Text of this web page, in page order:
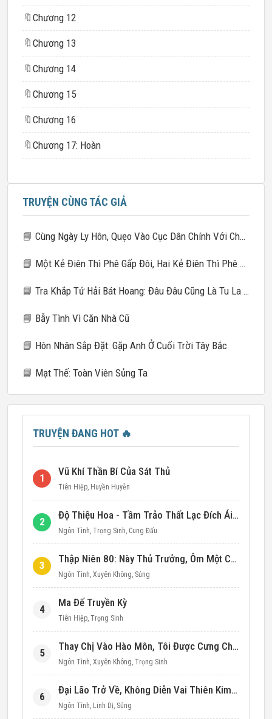
🔖 Chương 12
🔖 Chương 13
🔖 Chương 14
🔖 Chương 15
🔖 Chương 16
🔖 Chương 17: Hoàn
TRUYỆN CÙNG TÁC GIẢ
📘 Cùng Ngày Ly Hôn, Quẹo Vào Cục Dân Chính Với Chú Nhỏ Của Chồng Cũ
📘 Một Kẻ Điên Thì Phê Gấp Đôi, Hai Kẻ Điên Thì Phê Gấp Mười
📘 Tra Khắp Tứ Hải Bát Hoang: Đâu Đâu Cũng Là Tu La Tràng
📘 Bẫy Tình Vì Căn Nhà Cũ
📘 Hôn Nhân Sắp Đặt: Gặp Anh Ở Cuối Trời Tây Bắc
📘 Mạt Thế: Toàn Viên Sủng Ta
TRUYỆN ĐANG HOT 🔥
1
Vũ Khí Thần Bí Của Sát Thủ
Tiên Hiệp, Huyền Huyễn
2
Độ Thiệu Hoa - Tầm Trảo Thất Lạc Đích Ái Tình
Ngôn Tình, Trọng Sinh, Cung Đấu
3
Thập Niên 80: Này Thủ Trưởng, Ôm Một Cái Đi!
Ngôn Tình, Xuyên Không, Sủng
4
Ma Đế Truyền Kỳ
Tiên Hiệp, Trọng Sinh
5
Thay Chị Vào Hào Môn, Tôi Được Cưng Chiều Hết Mực (Thập Niên 90)
Ngôn Tình, Xuyên Không, Trọng Sinh
6
Đại Lão Trở Về, Không Diễn Vai Thiên Kim Giả Nữa
Ngôn Tình, Linh Dị, Sủng